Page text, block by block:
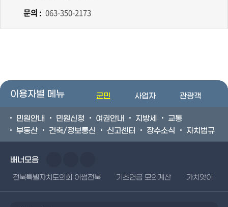
문의 : 063-350-2173
이용자별 메뉴 군민 사업자 관광객
민원안내 민원신청 여권안내 지방세
교통
부동산
건축/정보통신 신고센터 장수소식 자치법규
배너모음
전북특별자치도의회 어썸전북 기초연금 모의계산 가치앗이